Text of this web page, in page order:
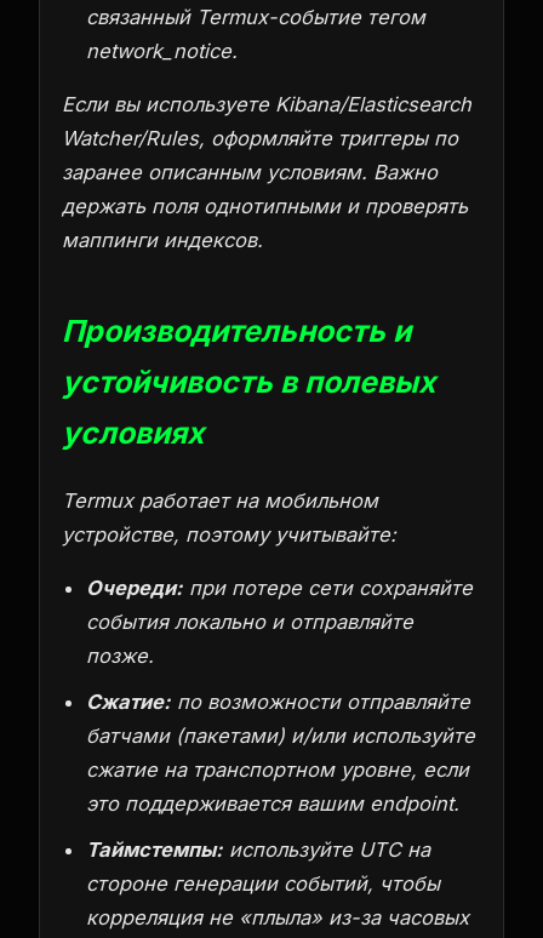
связанный Termux-событие тегом
network_notice.
Если вы используете Kibana/Elasticsearch
Watcher/Rules, оформляйте триггеры по
заранее описанным условиям. Важно
держать поля однотипными и проверять
маппинги индексов.
Производительность и
устойчивость в полевых
условиях
Termux работает на мобильном
устройстве, поэтому учитывайте:
Очереди: при потере сети сохраняйте
события локально и отправляйте
позже.
Сжатие: по возможности отправляйте
батчами (пакетами) и/или используйте
сжатие на транспортном уровне, если
это поддерживается вашим endpoint.
Таймстемпы: используйте UTC на
стороне генерации событий, чтобы
корреляция не «плыла» из-за часовых